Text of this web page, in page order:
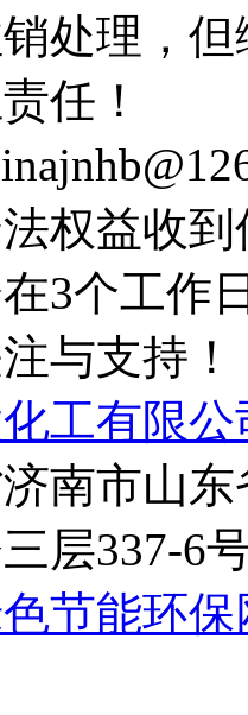
处理，
任！
权益收
3个工作
与支持！
工有限公
南市山
层337-6
节能环保